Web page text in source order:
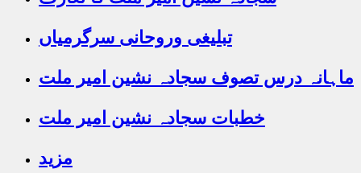
تبلیغی وروحانی سرگرمیاں
ماہانہ درس تصوف سجادہ نشین امیر ملت
خطبات سجادہ نشین امیر ملت
مزید